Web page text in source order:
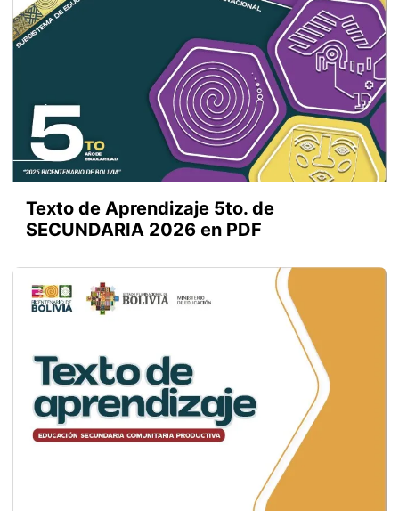
Texto de Aprendizaje 5to. de
SECUNDARIA 2026 en PDF